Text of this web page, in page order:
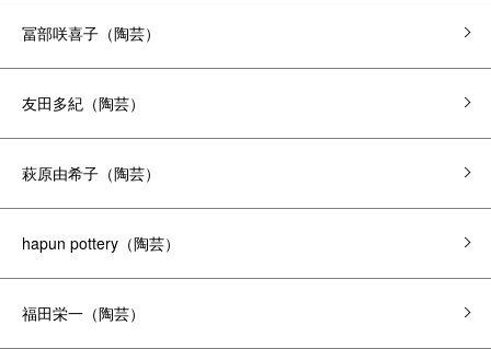
冨部咲喜子（陶芸）
友田多紀（陶芸）
萩原由希子（陶芸）
hapun pottery（陶芸）
福田栄一（陶芸）